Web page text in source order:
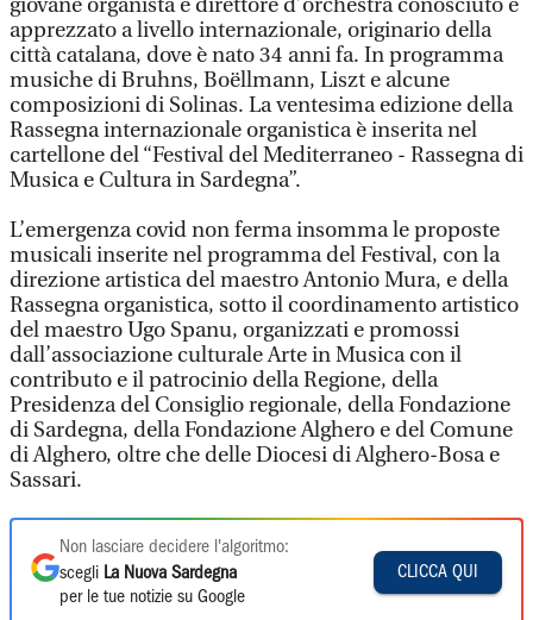
giovane organista e direttore d’orchestra conosciuto e
apprezzato a livello internazionale, originario della
città catalana, dove è nato 34 anni fa. In programma
musiche di Bruhns, Boëllmann, Liszt e alcune
composizioni di Solinas. La ventesima edizione della
Rassegna internazionale organistica è inserita nel
cartellone del “Festival del Mediterraneo - Rassegna di
Musica e Cultura in Sardegna”.
L’emergenza covid non ferma insomma le proposte
musicali inserite nel programma del Festival, con la
direzione artistica del maestro Antonio Mura, e della
Rassegna organistica, sotto il coordinamento artistico
del maestro Ugo Spanu, organizzati e promossi
dall’associazione culturale Arte in Musica con il
contributo e il patrocinio della Regione, della
Presidenza del Consiglio regionale, della Fondazione
di Sardegna, della Fondazione Alghero e del Comune
di Alghero, oltre che delle Diocesi di Alghero-Bosa e
Sassari.
Non lasciare decidere l'algoritmo:
scegli La Nuova Sardegna
per le tue notizie su Google
CLICCA QUI